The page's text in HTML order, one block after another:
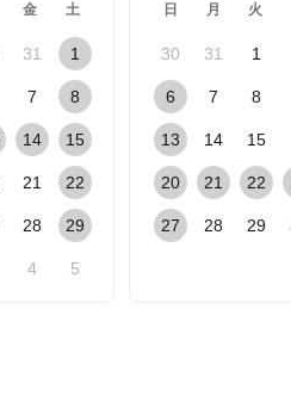
金 土
31 1
7 8
14 15
21 22
28 29
4 5
日 月 火
30 31 1
6 7 8
13 14 15
20 21 22
27 28 29